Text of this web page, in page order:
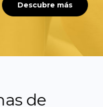
Descubre más
de